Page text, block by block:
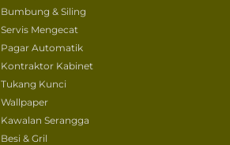
Bumbung & Siling
Servis Mengecat
Pagar Automatik
Kontraktor Kabinet
Tukang Kunci
Wallpaper
Kawalan Serangga
Besi & Gril